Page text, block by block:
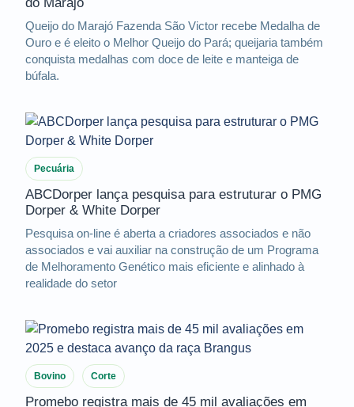
Queijo do Marajó Fazenda São Victor recebe Medalha de
Ouro e é eleito o Melhor Queijo do Pará; queijaria também
conquista medalhas com doce de leite e manteiga de
búfala.
Pecuária
ABCDorper lança pesquisa para estruturar o PMG
Dorper & White Dorper
Pesquisa on-line é aberta a criadores associados e não
associados e vai auxiliar na construção de um Programa
de Melhoramento Genético mais eficiente e alinhado à
realidade do setor
Bovino Corte
Promebo registra mais de 45 mil avaliações em